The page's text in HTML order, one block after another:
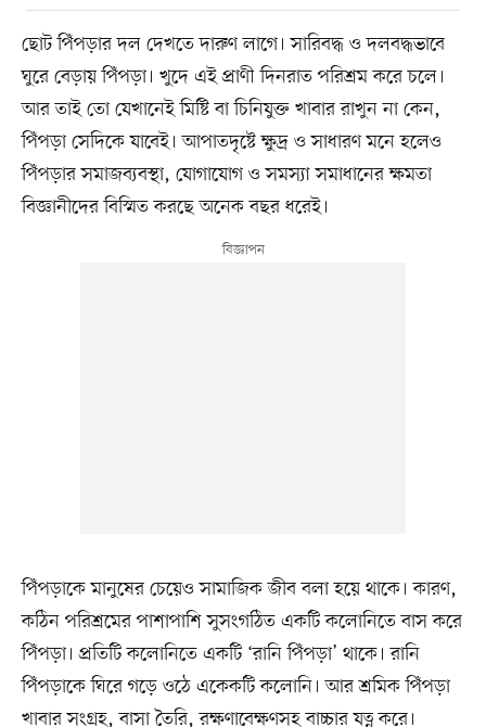
ছোট পিঁপড়ার দল দেখতে দারুণ লাগে। সারিবদ্ধ ও দলবদ্ধভাবে
ঘুরে বেড়ায় পিঁপড়া। খুদে এই প্রাণী দিনরাত পরিশ্রম করে চলে।
আর তাই তো যেখানেই মিষ্টি বা চিনিযুক্ত খাবার রাখুন না কেন,
পিঁপড়া সেদিকে যাবেই। আপাতদৃষ্টে ক্ষুদ্র ও সাধারণ মনে হলেও
পিঁপড়ার সমাজব্যবস্থা, যোগাযোগ ও সমস্যা সমাধানের ক্ষমতা
বিজ্ঞানীদের বিস্মিত করছে অনেক বছর ধরেই।
পিঁপড়াকে মানুষের চেয়েও সামাজিক জীব বলা হয়ে থাকে। কারণ,
কঠিন পরিশ্রমের পাশাপাশি সুসংগঠিত একটি কলোনিতে বাস করে
পিঁপড়া। প্রতিটি কলোনিতে একটি ‘রানি পিঁপড়া’ থাকে। রানি
পিঁপড়াকে ঘিরে গড়ে ওঠে একেকটি কলোনি। আর শ্রমিক পিঁপড়া
খাবার সংগ্রহ, বাসা তৈরি, রক্ষণাবেক্ষণসহ বাচ্চার যত্ন করে।